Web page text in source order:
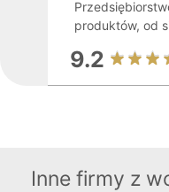
produktów, od
9.2
Inne firmy z